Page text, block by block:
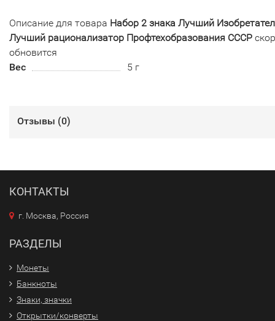
Описание для товара Набор 2 знака Лучший
Лучший рационализатор Профтехобразования СССР
обновится
Вес
5 г
Отзывы (0)
КОНТАКТЫ
г. Москва, Россия
РАЗДЕЛЫ
Монеты
Банкноты
Знаки, значки
Открытки/конверты